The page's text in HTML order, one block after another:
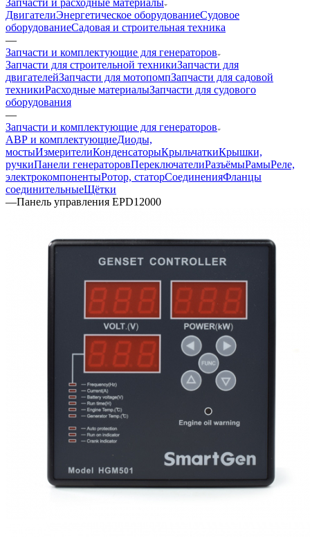
ДвигателиЭнергетическое оборудованиеСудовое
оборудованиеСадовая и строительная техника
—
Запчасти и комплектующие для генераторов
Запчасти для строительной техникиЗапчасти для
двигателейЗапчасти для мотопомпЗапчасти для садовой
техникиРасходные материалыЗапчасти для судового
оборудования
—
Запчасти и комплектующие для генераторов
АВР и комплектующиеДиоды,
мостыИзмерителиКонденсаторыКрыльчаткиКрышки,
ручкиПанели генераторовПереключателиРазъёмыРамыРеле,
электрокомпонентыРотор, статорСоединенияФланцы
соединительныеЩётки
—Панель управления EPD12000